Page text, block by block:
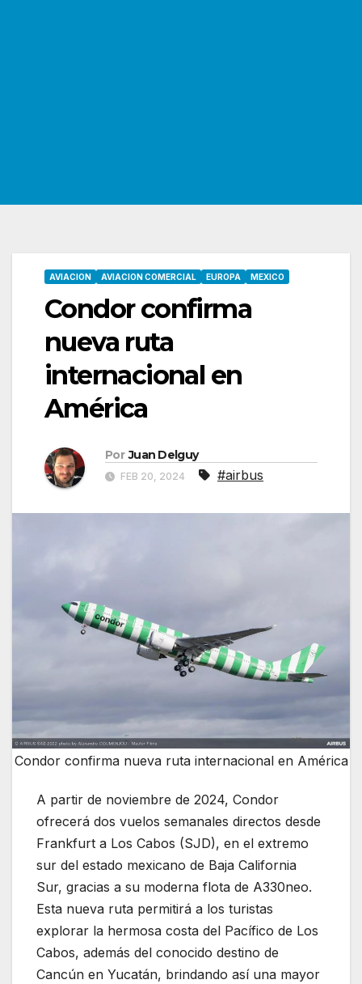
AVIACION AVIACION COMERCIAL EUROPA MEXICO
Condor confirma
nueva ruta
internacional en
América
Por Juan Delguy
FEB 20, 2024 #airbus
Condor confirma nueva ruta internacional en América
A partir de noviembre de 2024, Condor
ofrecerá dos vuelos semanales directos desde
Frankfurt a Los Cabos (SJD), en el extremo
sur del estado mexicano de Baja California
Sur, gracias a su moderna flota de A330neo.
Esta nueva ruta permitirá a los turistas
explorar la hermosa costa del Pacífico de Los
Cabos, además del conocido destino de
Cancún en Yucatán, brindando así una mayor